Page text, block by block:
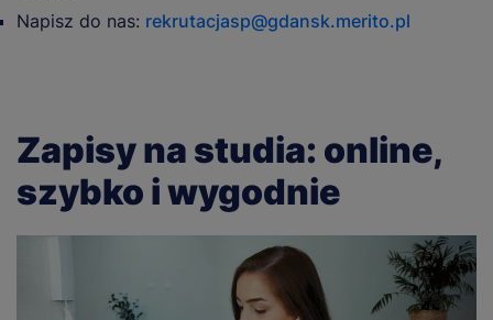
Napisz do nas: rekrutacjasp@gdansk.merito.pl
Zapisy na studia: online,
szybko i wygodnie